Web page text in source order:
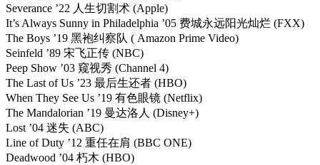
Severance ’22 人生切割术 (Apple)
It’s Always Sunny in Philadelphia ’05 费城永远阳光灿烂 (FXX)
The Boys ’19 黑袍纠察队 ( Amazon Prime Video)
Seinfeld ’89 宋飞正传 (NBC)
Peep Show ’03 窥视秀 (Channel 4)
The Last of Us ’23 最后生还者 (HBO)
When They See Us ’19 有色眼镜 (Netflix)
The Mandalorian ’19 曼达洛人 (Disney+)
Lost ’04 迷失 (ABC)
Line of Duty ’12 重任在肩 (BBC ONE)
Deadwood ’04 朽木 (HBO)